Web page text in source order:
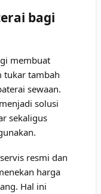
bagi
membuat
tukar tambah
sewaan.
solusi
sekaligus
resmi dan
harga
Hal ini